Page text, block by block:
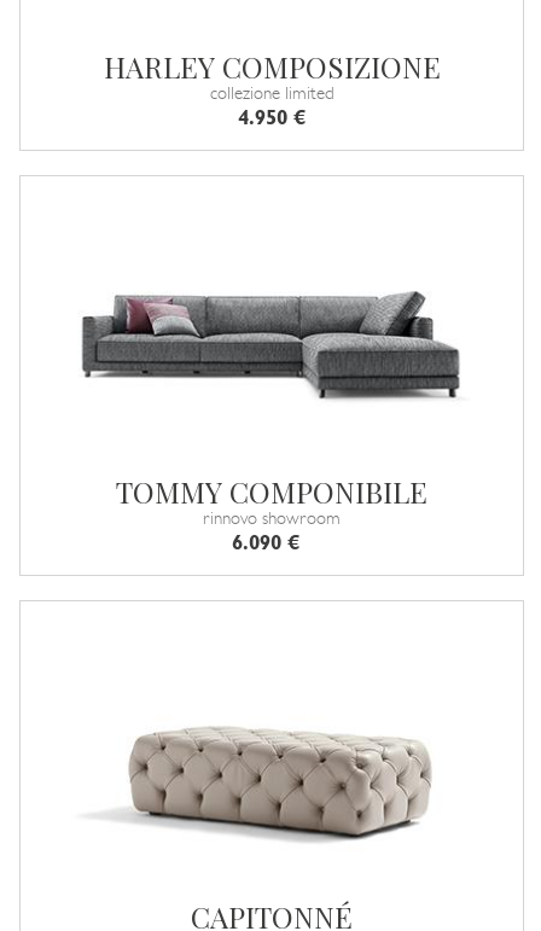
HARLEY COMPOSIZIONE
collezione limited
4.950 €
TOMMY COMPONIBILE
rinnovo showroom
6.090 €
CAPITONNÉ